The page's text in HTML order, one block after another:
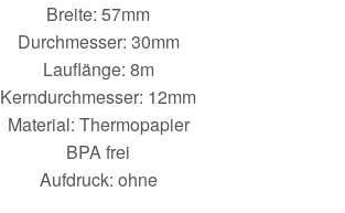
Breite: 57mm
Durchmesser: 30mm
Lauflänge: 8m
Kerndurchmesser: 12mm
Material: Thermopapier
BPA frei
Aufdruck: ohne